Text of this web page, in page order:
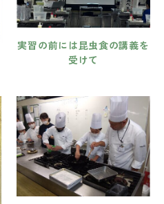
実習の前には昆虫食の講義を
受けて